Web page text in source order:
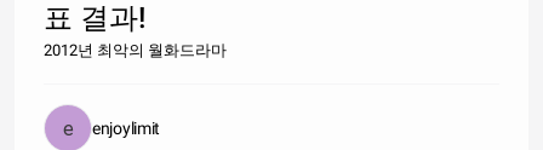
표 결과!
2012년 최악의 월화드라마
enjoylimit